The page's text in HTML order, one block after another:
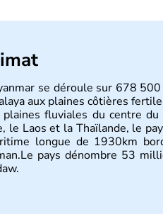
se déroule sur 678
aux plaines côtières
fluviales du centre du
le Laos et la Thaïlande, le
longue de 1930km
pays dénombre 53